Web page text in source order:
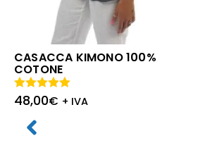
CASACCA KIMONO 100%
COTONE
48,00€ + IVA
Valutato
5.00 su 5